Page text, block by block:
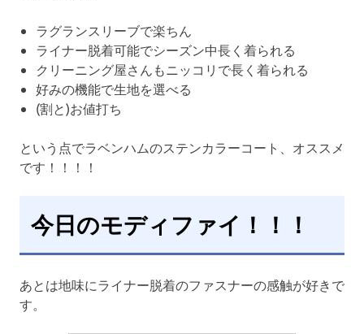
ラグランスリーブで楽ちん
ライナー脱着可能でシーズン中長く着られる
クリーニング屋さんもニッコリで長く着られる
好みの機能で生地を選べる
(割と)お値打ち
という点でラベンハムのステンカラーコート、オススメ
です！！！！
今日のモディファイ！！！
あとは地味にライナー脱着のファスナーの感触が好きで
す。